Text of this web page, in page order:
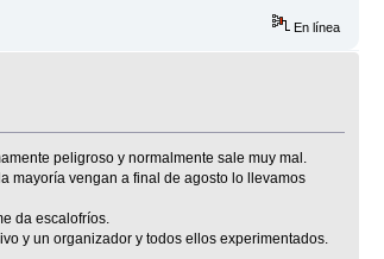
En línea
peligroso y normalmente sale muy mal.
mayoría vengan a final de agosto lo llevamos
da escalofríos.
y un organizador y todos ellos experimentados.